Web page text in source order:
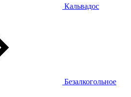
Кальвадос
Безалкогольное